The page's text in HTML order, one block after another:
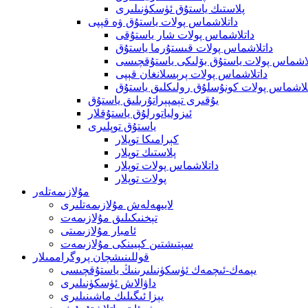
پلاستىك ياستۇق ئۈسكۈنىلىرى
داتلاشماس پولات ياستۇق ۋە قېپى
داتلاشماس پولات شار ياستۇقى
داتلاشماس پولات قىستۇرما ياستۇق
پولات ياستۇق بۆلىكى ياستۇقچىسى
داتلاشماس پولات پرېسلانغان قېپى
پولات كونۇسلۇق رولىكلىق ياستۇق
يۇقىرى تېمپېراتۇرىلىق ياستۇق
ئىزولياتورلۇق ياستۇقلار
ياستۇق توپلىرى
كېرامىكا توپلار
پلاستىك توپلار
داتلاشماس پولات توپلار
پولات توپلار
مۇلازىمەتلەر
لايىھەلەش مۇلازىمەتلىرى
تېخنىكىلىق مۇلازىمەت
ئامبار مۇلازىمىتى
سېتىشتىن كېيىنكى مۇلازىمەت
قوللىنىشچان پروگراممىلار
يېمەك-ئىچمەك ئۈسكۈنىلىرىنىڭ ياستۇقچىسى
داۋالاش ئۈسكۈنىلىرى
يېزا ئىگىلىك ماشىنىلىرى